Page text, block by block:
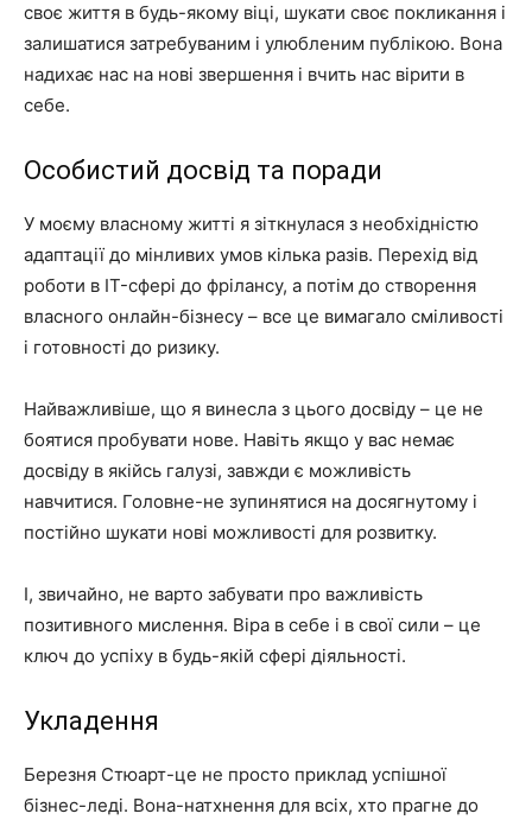
своє життя в будь-якому віці, шукати своє покликання і
залишатися затребуваним і улюбленим публікою. Вона
надихає нас на нові звершення і вчить нас вірити в
себе.
Особистий досвід та поради
У моєму власному житті я зіткнулася з необхідністю
адаптації до мінливих умов кілька разів. Перехід від
роботи в IT-сфері до фрілансу, а потім до створення
власного онлайн-бізнесу – все це вимагало сміливості
і готовності до ризику.
Найважливіше, що я винесла з цього досвіду – це не
боятися пробувати нове. Навіть якщо у вас немає
досвіду в якійсь галузі, завжди є можливість
навчитися. Головне-не зупинятися на досягнутому і
постійно шукати нові можливості для розвитку.
І, звичайно, не варто забувати про важливість
позитивного мислення. Віра в себе і в свої сили – це
ключ до успіху в будь-якій сфері діяльності.
Укладення
Березня Стюарт-це не просто приклад успішної
бізнес-леді. Вона-натхнення для всіх, хто прагне до